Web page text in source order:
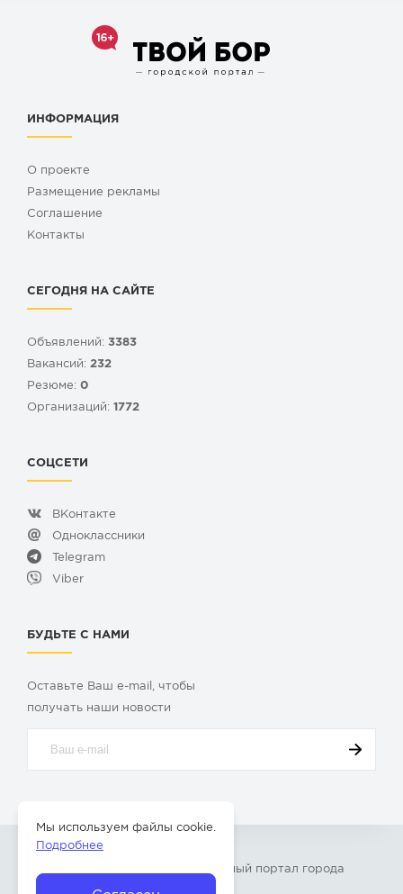
ИНФОРМАЦИЯ
О проекте
Размещение рекламы
Cоглашение
Контакты
СЕГОДНЯ НА САЙТЕ
Объявлений: 3383
Вакансий: 232
Резюме: 0
Организаций: 1772
СОЦСЕТИ
ВКонтакте
Одноклассники
Telegram
Viber
БУДЬТЕ С НАМИ
Оставьте Ваш e-mail, чтобы
получать наши новости
» – Главный портал города
Мы используем файлы cookie.
Подробнее